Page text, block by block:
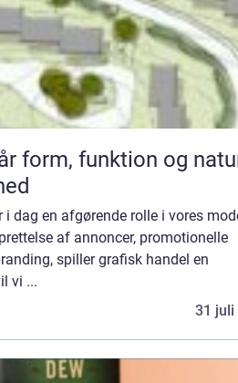
form, funktion og
dag en afgørende rolle i vores
af annoncer, promotionelle
spiller grafisk handel en
vi ...
31 juli